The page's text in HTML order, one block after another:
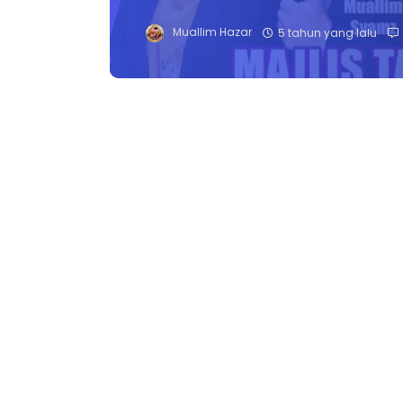
Muallim Hazar 5 tahun yang lalu